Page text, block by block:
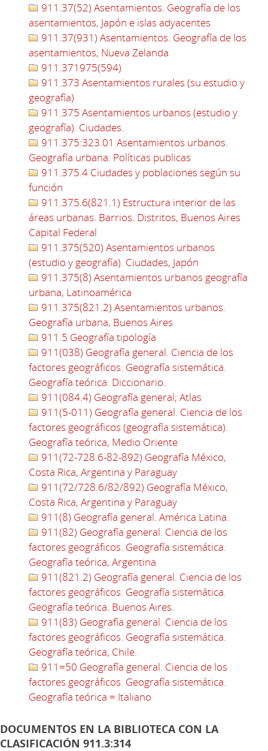
911.37(52) Asentamientos. Geografía de los
asentamientos, Japón e islas adyacentes
911.37(931) Asentamientos. Geografía de los
asentamientos, Nueva Zelanda
911.371975(594)
911.373 Asentamientos rurales (su estudio y
geografía)
911.375 Asentamientos urbanos (estudio y
geografía). Ciudades.
911.375:323.01 Asentamientos urbanos.
Geografía urbana: Políticas publicas
911.375.4 Ciudades y poblaciones según su
función
911.375.6(821.1) Estructura interior de las
áreas urbanas. Barrios. Distritos, Buenos Aires
Capital Federal
911.375(520) Asentamientos urbanos
(estudio y geografía). Ciudades, Japón
911.375(8) Asentamientos urbanos geografía
urbana, Latinoamérica
911.375(821.2) Asentamientos urbanos.
Geografía urbana, Buenos Aires
911.5 Geografía tipología
911(038) Geografía general. Ciencia de los
factores geográficos. Geografía sistemática.
Geografía teórica. Diccionario.
911(084.4) Geografía general; Atlas
911(5-011) Geografía general. Ciencia de los
factores geográficos (geografía sistemática).
Geografía teórica, Medio Oriente
911(72-728.6-82-892) Geografía México,
Costa Rica, Argentina y Paraguay
911(72/728.6/82/892) Geografía México,
Costa Rica, Argentina y Paraguay
911(8) Geografía general. América Latina.
911(82) Geografía general. Ciencia de los
factores geográficos. Geografía sistemática.
Geografía teórica, Argentina
911(821.2) Geografía general. Ciencia de los
factores geográficos. Geografía sistemática.
Geografía teórica. Buenos Aires.
911(83) Geografía general. Ciencia de los
factores geográficos. Geografía sistemática.
Geografía teórica, Chile.
911=50 Geografía general. Ciencia de los
factores geográficos. Geografía sistemática.
Geografía teórica = Italiano
DOCUMENTOS EN LA BIBLIOTECA CON LA
CLASIFICACIÓN 911.3:314